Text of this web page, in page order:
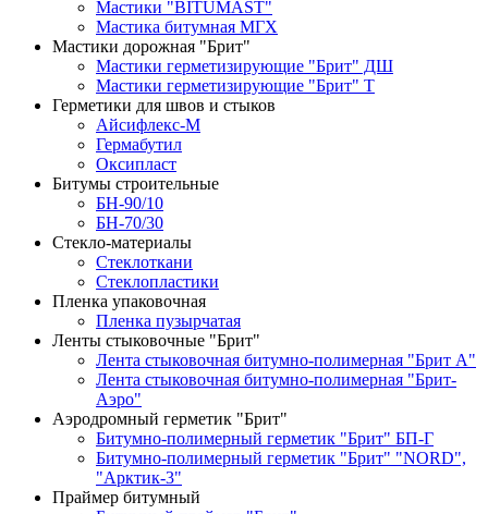
Мастики "BITUMAST"
Мастика битумная МГХ
Мастики дорожная "Брит"
Мастики герметизирующие "Брит" ДШ
Мастики герметизирующие "Брит" Т
Герметики для швов и стыков
Айсифлекс-М
Гермабутил
Оксипласт
Битумы строительные
БН-90/10
БН-70/30
Стекло-материалы
Стеклоткани
Стеклопластики
Пленка упаковочная
Пленка пузырчатая
Ленты стыковочные "Брит"
Лента стыковочная битумно-полимерная "Брит А"
Лента стыковочная битумно-полимерная "Брит-
Аэро"
Аэродромный герметик "Брит"
Битумно-полимерный герметик "Брит" БП-Г
Битумно-полимерный герметик "Брит" "NORD",
"Арктик-3"
Праймер битумный